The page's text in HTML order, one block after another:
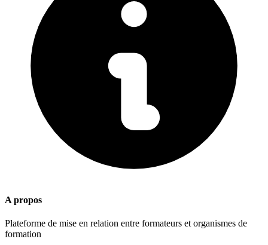
A propos
Plateforme de mise en relation entre formateurs et organismes de
formation